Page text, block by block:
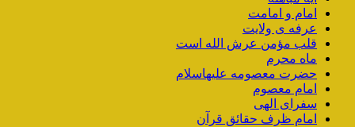
امام و امامت
عرفه ی ولایت
قلب مؤمن عرش الله است
ماه محرم
حضرت معصومه علیهاسلام
امام معصوم
سفرای الهی
امام ظرف حقائق قرآن